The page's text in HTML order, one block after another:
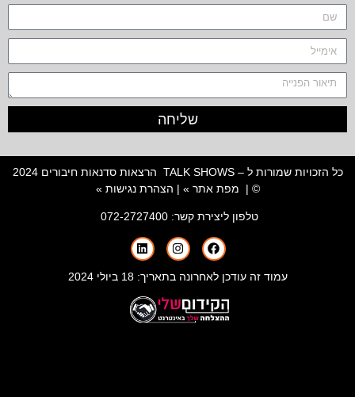
שליחה
כל הזכויות שמורות ל – TALK SHOWS הרצאות סדנאות חיבורים 2024
© | מפת אתר » | הצהרת נגישות »
טלפון ליצירת קשר:072-2727400
עמוד זה עודכן לאחרונה בתאריך: 18 ביולי 2024